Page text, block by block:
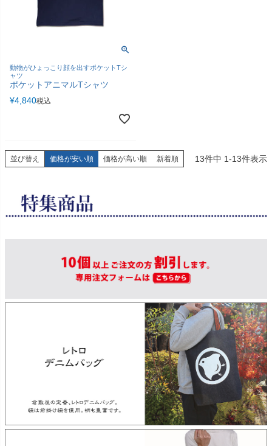
動物がひょっこり顔を出すポケットTシ
ャツ
ポケットアニマルTシャツ
¥4,840税込
並び替え 価格が安い順 価格が高い順 新着順 13件中 1-13件表示